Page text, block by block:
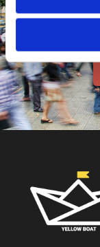
Trasformiamo le
Yellow Boat è